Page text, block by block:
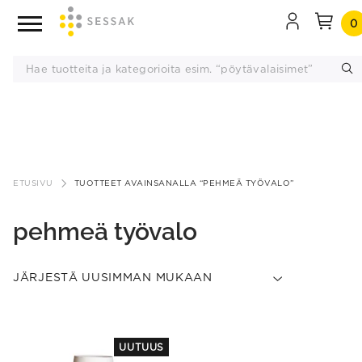
sisältöön
0
ETUSIVU TUOTTEET AVAINSANALLA “PEHMEÄ TYÖVALO”
pehmeä työvalo
UUTUUS
product